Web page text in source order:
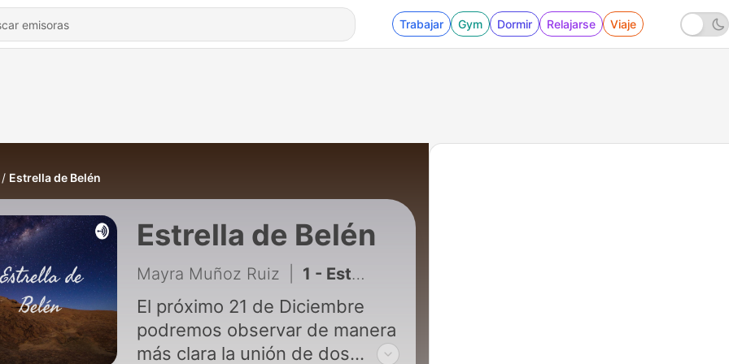
Trabajar Gym Dormir Relajarse Viaje
Estrella de Belén
Estrella de Belén
Mayra Muñoz Ruiz 1 - Estrella de Belén
El próximo 21 de Diciembre
podremos observar de manera
más clara la unión de dos